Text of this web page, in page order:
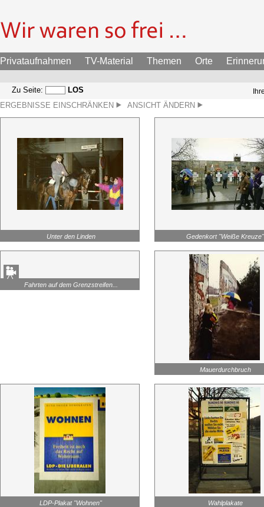
Privataufnahmen TV-Material Themen Orte
Zu Seite: LOS
ERGEBNISSE EINSCHRÄNKEN ANSICHT ÄNDERN
Unter den Linden Gedenkort "Weiße Kreuze"
Fahrten auf dem Grenzstreifen...
Mauerdurchbruch
LDP-Plakat "Wohnen" Wahlplakate